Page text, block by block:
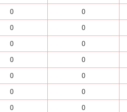
0 0
0 0
0 0
0 0
0 0
0 0
0 0